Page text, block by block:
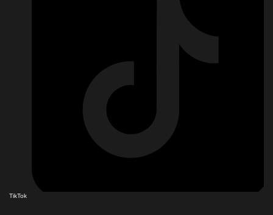
TikTok